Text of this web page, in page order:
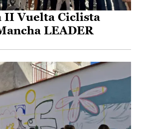
II Vuelta Ciclista
LEADER